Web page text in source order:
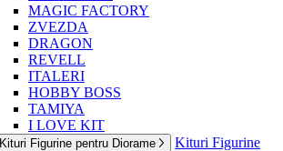
MAGIC FACTORY
ZVEZDA
DRAGON
REVELL
ITALERI
HOBBY BOSS
TAMIYA
I LOVE KIT
Kituri Figurine pentru Diorame
Kituri Figurine